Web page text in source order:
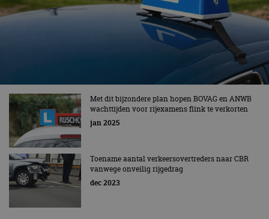
Met dit bijzondere plan hopen BOVAG en ANWB
wachttijden voor rijexamens flink te verkorten
jan 2025
Toename aantal verkeersovertreders naar CBR
vanwege onveilig rijgedrag
dec 2023